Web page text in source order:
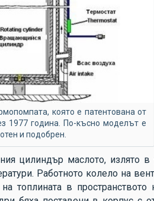
която е патентована от
1977 година. По-късно моделът е
и подобрен.
цилиндър маслото, излято в
Работното колело на
топлината в пространството